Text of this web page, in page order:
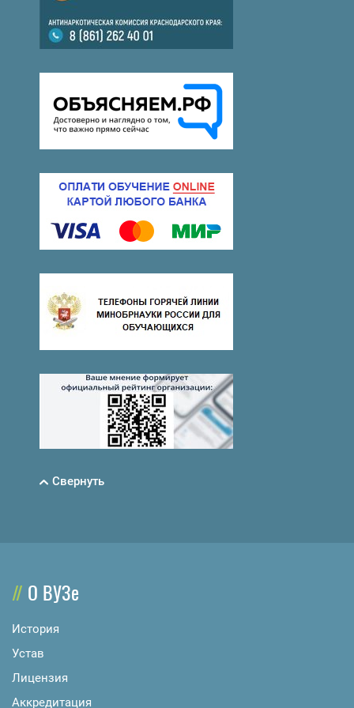
Свернуть
О ВУЗе
История
Устав
Лицензия
Аккредитация